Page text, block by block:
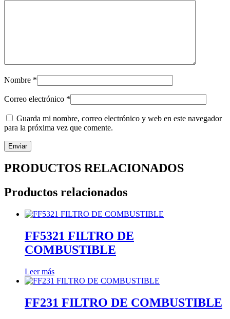
Nombre *
Correo electrónico *
Guarda mi nombre, correo electrónico y web en este navegador
para la próxima vez que comente.
PRODUCTOS RELACIONADOS
Productos relacionados
FF5321 FILTRO DE
COMBUSTIBLE
Leer más
FF231 FILTRO DE COMBUSTIBLE